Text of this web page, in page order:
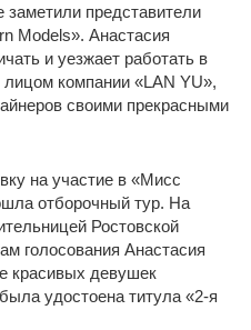
заметили представители
Models». Анастасия
и уезжает работать в
компании «LAN YU»,
своими прекрасными
на участие в «Мисс
отборочный тур. На
Ростовской
голосования Анастасия
красивых девушек
удостоена титула «2-я